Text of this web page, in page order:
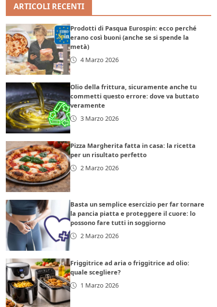
ARTICOLI RECENTI
Prodotti di Pasqua Eurospin: ecco perché
erano così buoni (anche se si spende la
metà)
4 Marzo 2026
Olio della frittura, sicuramente anche tu
commetti questo errore: dove va buttato
veramente
3 Marzo 2026
Pizza Margherita fatta in casa: la ricetta
per un risultato perfetto
2 Marzo 2026
Basta un semplice esercizio per far tornare
la pancia piatta e proteggere il cuore: lo
possono fare tutti in soggiorno
2 Marzo 2026
Friggitrice ad aria o friggitrice ad olio:
quale scegliere?
1 Marzo 2026